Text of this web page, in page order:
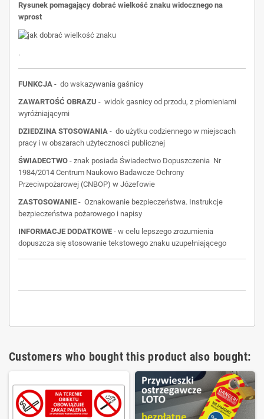
Rysunek pomagający dobrać wielkość znaku widocznego na
wprost
.
FUNKCJA - do wskazywania gaśnicy
ZAWARTOŚĆ OBRAZU - widok gasnicy od przodu, z płomieniami
wyróżniającymi
DZIEDZINA STOSOWANIA - do użytku codziennego w miejscach
pracy i w obszarach użytecznosci publicznej
ŚWIADECTWO - znak posiada Świadectwo Dopuszczenia Nr
1984/2014 Centrum Naukowo Badawcze Ochrony
Przeciwpożarowej (CNBOP) w Józefowie
ZASTOSOWANIE - Oznakowanie bezpieczeństwa. Instrukcje
bezpieczeństwa pożarowego i napisy
INFORMACJE DODATKOWE - w celu lepszego zrozumienia
dopuszcza się stosowanie tekstowego znaku uzupełniającego
Customers who bought this product also bought: